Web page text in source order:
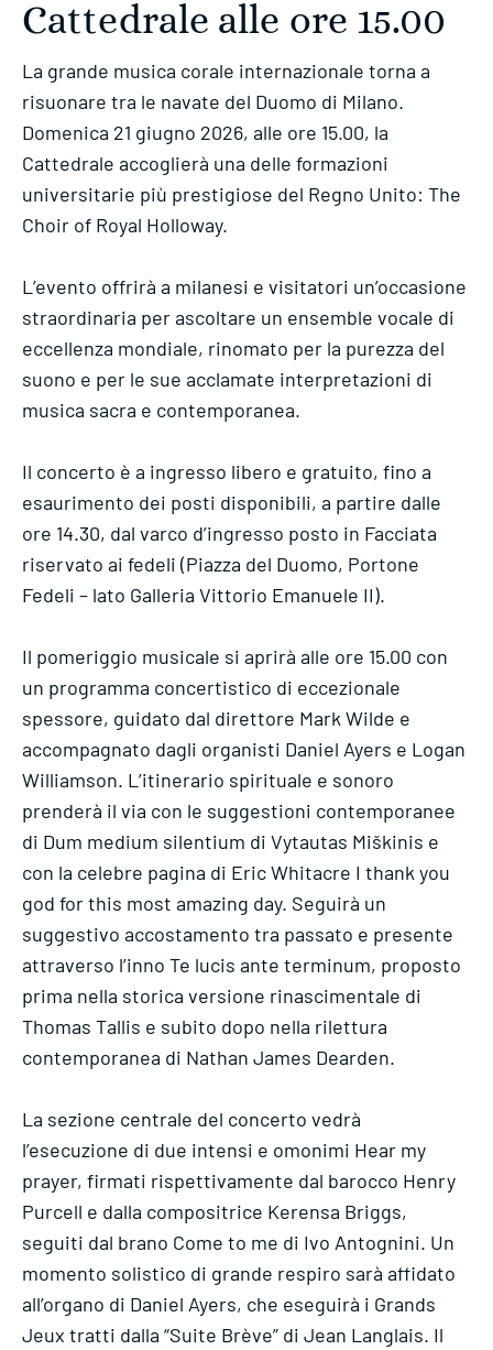
Cattedrale alle ore 15.00
La grande musica corale internazionale torna a
risuonare tra le navate del Duomo di Milano.
Domenica 21 giugno 2026, alle ore 15.00, la
Cattedrale accoglierà una delle formazioni
universitarie più prestigiose del Regno Unito: The
Choir of Royal Holloway.
L’evento offrirà a milanesi e visitatori un’occasione
straordinaria per ascoltare un ensemble vocale di
eccellenza mondiale, rinomato per la purezza del
suono e per le sue acclamate interpretazioni di
musica sacra e contemporanea.
Il concerto è a ingresso libero e gratuito, fino a
esaurimento dei posti disponibili, a partire dalle
ore 14.30, dal varco d’ingresso posto in Facciata
riservato ai fedeli (Piazza del Duomo, Portone
Fedeli – lato Galleria Vittorio Emanuele II).
Il pomeriggio musicale si aprirà alle ore 15.00 con
un programma concertistico di eccezionale
spessore, guidato dal direttore Mark Wilde e
accompagnato dagli organisti Daniel Ayers e Logan
Williamson. L’itinerario spirituale e sonoro
prenderà il via con le suggestioni contemporanee
di Dum medium silentium di Vytautas Miškinis e
con la celebre pagina di Eric Whitacre I thank you
god for this most amazing day. Seguirà un
suggestivo accostamento tra passato e presente
attraverso l’inno Te lucis ante terminum, proposto
prima nella storica versione rinascimentale di
Thomas Tallis e subito dopo nella rilettura
contemporanea di Nathan James Dearden.
La sezione centrale del concerto vedrà
l’esecuzione di due intensi e omonimi Hear my
prayer, firmati rispettivamente dal barocco Henry
Purcell e dalla compositrice Kerensa Briggs,
seguiti dal brano Come to me di Ivo Antognini. Un
momento solistico di grande respiro sarà affidato
all’organo di Daniel Ayers, che eseguirà i Grands
Jeux tratti dalla “Suite Brève” di Jean Langlais. Il